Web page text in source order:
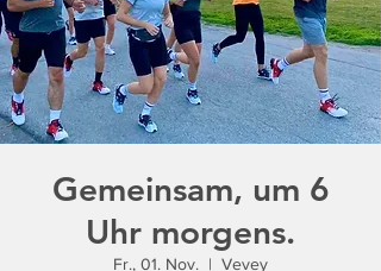
Gemeinsam, um 6
Uhr morgens.
Fr., 01. Nov.
  |
Vevey